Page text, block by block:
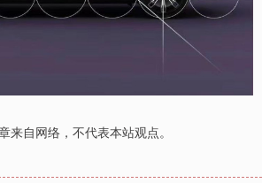
来自网络，不代表本站观点。